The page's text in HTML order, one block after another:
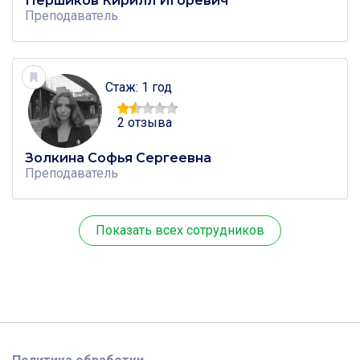
Преподаватель
Стаж: 1 год
2 отзыва
Золкина Софья Сергеевна
Преподаватель
Показать всех сотрудников